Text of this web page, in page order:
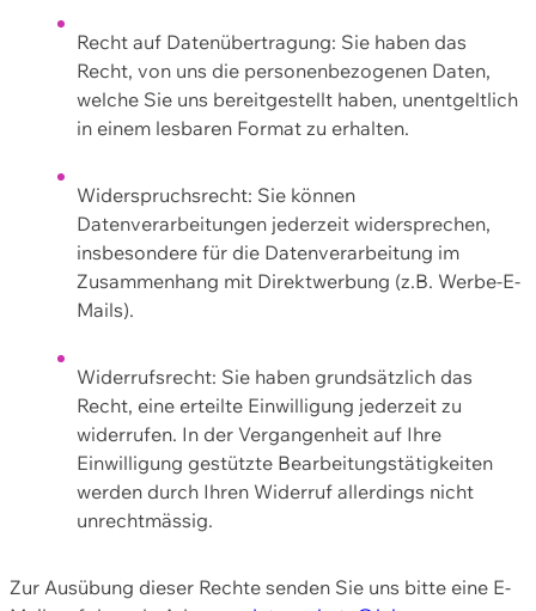
Recht auf Datenübertragung: Sie haben das
Recht, von uns die personenbezogenen Daten,
welche Sie uns bereitgestellt haben, unentgeltlich
in einem lesbaren Format zu erhalten.
Widerspruchsrecht: Sie können
Datenverarbeitungen jederzeit widersprechen,
insbesondere für die Datenverarbeitung im
Zusammenhang mit Direktwerbung (z.B. Werbe-E-
Mails).
Widerrufsrecht: Sie haben grundsätzlich das
Recht, eine erteilte Einwilligung jederzeit zu
widerrufen. In der Vergangenheit auf Ihre
Einwilligung gestützte Bearbeitungstätigkeiten
werden durch Ihren Widerruf allerdings nicht
unrechtmässig.
Zur Ausübung dieser Rechte senden Sie uns bitte eine E-